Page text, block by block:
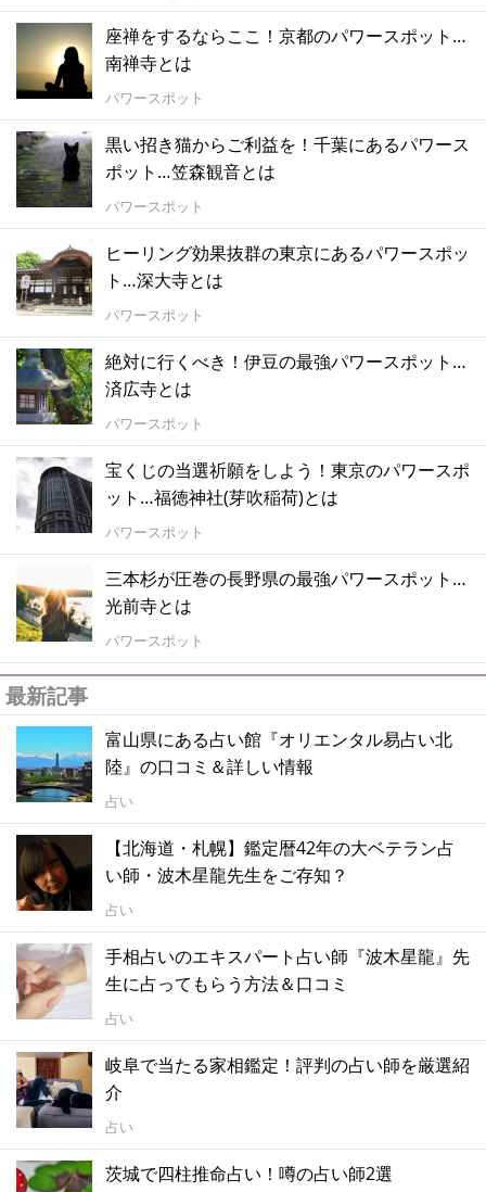
座禅をするならここ！京都のパワースポット…
南禅寺とは
パワースポット
黒い招き猫からご利益を！千葉にあるパワース
ポット…笠森観音とは
パワースポット
ヒーリング効果抜群の東京にあるパワースポッ
ト…深大寺とは
パワースポット
絶対に行くべき！伊豆の最強パワースポット…
済広寺とは
パワースポット
宝くじの当選祈願をしよう！東京のパワースポ
ット…福徳神社(芽吹稲荷)とは
パワースポット
三本杉が圧巻の長野県の最強パワースポット…
光前寺とは
パワースポット
最新記事
富山県にある占い館『オリエンタル易占い北
陸』の口コミ＆詳しい情報
占い
【北海道・札幌】鑑定暦42年の大ベテラン占
い師・波木星龍先生をご存知？
占い
手相占いのエキスパート占い師『波木星龍』先
生に占ってもらう方法＆口コミ
占い
岐阜で当たる家相鑑定！評判の占い師を厳選紹
介
占い
茨城で四柱推命占い！噂の占い師2選